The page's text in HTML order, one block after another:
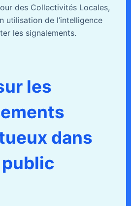
des Collectivités Locales,
utilisation de l’intelligence
les signalements.
les
dans
public